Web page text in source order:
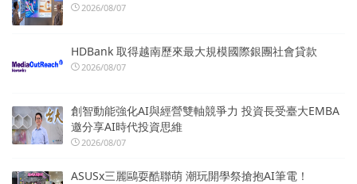
2026/08/07
HDBank 取得越南歷來最大規模國際銀團社會貸款
2026/08/07
創智動能強化AI與經營雙軸競爭力 投資長受臺大EMBA
邀分享AI時代投資思維
2026/08/07
ASUSx三麗鷗耍酷聯萌 潮玩開學祭搶抱AI筆電！